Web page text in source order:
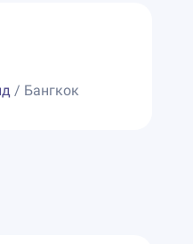
/ Бангкок